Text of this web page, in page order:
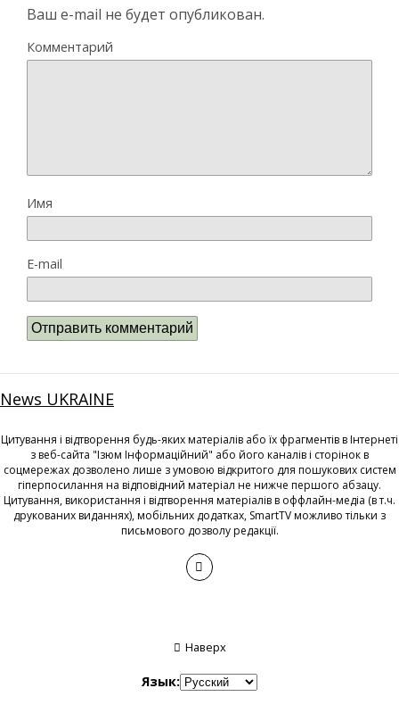
Ваш e-mail не будет опубликован.
Комментарий
Имя
E-mail
News UKRAINE
Цитування і відтворення будь-яких матеріалів або їх фрагментів в Інтернеті
з веб-сайта "Ізюм Інформаційний" або його каналів і сторінок в
соцмережах дозволено лише з умовою відкритого для пошукових систем
гіперпосилання на відповідний матеріал не нижче першого абзацу.
Цитування, використання і відтворення матеріалів в оффлайн-медіа (в т.ч.
друкованих виданнях), мобільних додатках, SmartTV можливо тільки з
письмового дозволу редакції.
Наверх
Язык: